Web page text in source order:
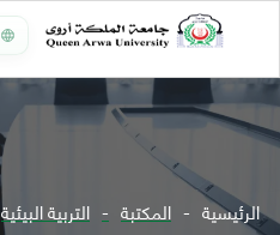
الرئيسية المكتبة التربية البيئية